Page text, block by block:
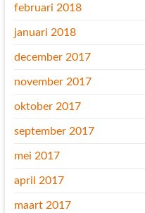
februari 2018
januari 2018
december 2017
november 2017
oktober 2017
september 2017
mei 2017
april 2017
maart 2017